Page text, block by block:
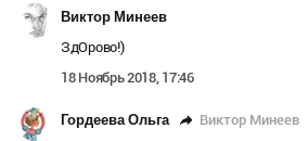
Виктор Минеев
ЗдОрово!)
18 Ноябрь 2018, 17:46
Гордеева Ольга Виктор Минеев